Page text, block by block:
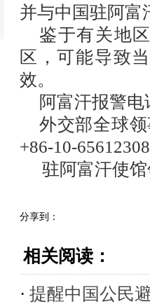
并与中国驻阿富
鉴于有关地
区，可能导致
效。
阿富汗报警电
外交部全球
+86-10-65612308
驻阿富汗使
分享到：
相关阅读：
· 提醒中国公民